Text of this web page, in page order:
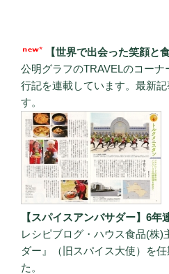
【世界で出会った笑顔と
公明グラフのTRAVELのコー
行記を連載しています。最新記
す。
【スパイスアンバサダー】6年
レシピブログ・ハウス食品(株)
ダー』（旧スパイス大使）を
た。